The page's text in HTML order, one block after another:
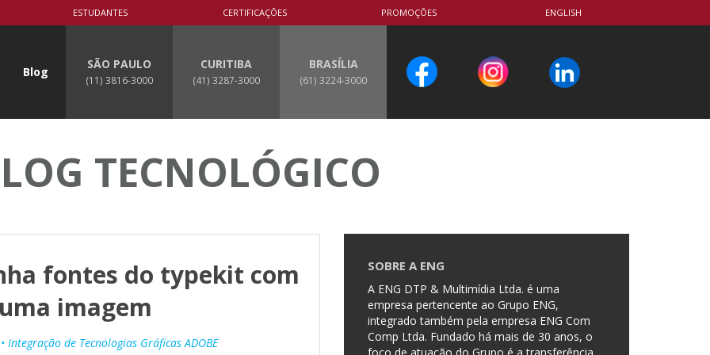
ESTUDANTES CERTIFICAÇÕES PROMOÇÕES ENGLISH
Blog
SÃO PAULO
(11) 3816-3000
CURITIBA
(41) 3287-3000
BRASÍLIA
(61) 3224-3000
TECNOLÓGICO
fontes do typekit com
imagem
Integração de Tecnologias Gráficas ADOBE
SOBRE A ENG
A ENG DTP & Multimídia Ltda. é uma
empresa pertencente ao Grupo ENG,
integrado também pela empresa ENG Com
Comp Ltda. Fundado há mais de 30 anos, o